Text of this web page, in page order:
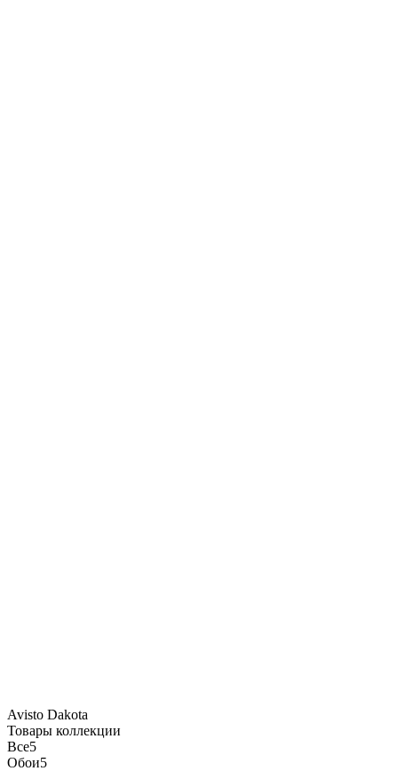
Avisto Dakota
Товары коллекции
Все5
Обои5